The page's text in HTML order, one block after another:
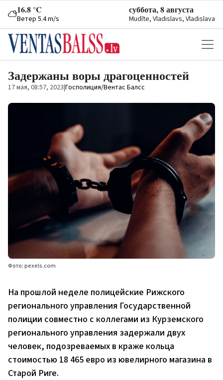
16.8 °C
Ветер 5.4 m/s
суббота, 8 августа
Mudīte, Vladislavs, Vladislava
Задержаны воры драгоценностей
17 мая, 08:57, 2023|Госполиция/Вентас Балсс
Фото: pexels.com
На прошлой неделе полицейские Рижского
регионального управления Государственной
полиции совместно с коллегами из Курземского
регионального управления задержали двух
человек, подозреваемых в краже кольца
стоимостью 18 465 евро из ювелирного магазина в
Старой Риге.